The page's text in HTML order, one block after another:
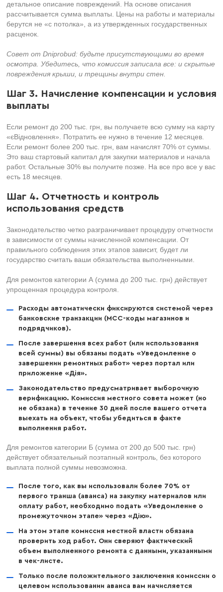
детальное описание повреждений. На основе описания
рассчитывается сумма выплаты. Цены на работы и материалы
берутся не «с потолка», а из утвержденных государственных
расценок.
Совет от Dniprobud: будьте присутствующими во время
осмотра. Убедитесь, что комиссия записала все: и скрытые
повреждения крыши, и трещины внутри стен.
Шаг 3. Начисление компенсации и условия
выплаты
Если ремонт до 200 тыс. грн, вы получаете всю сумму на карту
«єВідновлення». Потратить ее нужно в течение 12 месяцев.
Если ремонт более 200 тыс. грн, вам начислят 70% от суммы.
Это ваш стартовый капитал для закупки материалов и начала
работ. Остальные 30% вы получите позже. На все про все у вас
есть 18 месяцев.
Шаг 4. Отчетность и контроль
использования средств
Законодательство четко разграничивает процедуру отчетности
в зависимости от суммы начисленной компенсации. От
правильного соблюдения этих этапов зависит, будет ли
государство считать ваши обязательства выполненными.
Для ремонтов категории А (сумма до 200 тыс. грн) действует
упрощенная процедура контроля.
Расходы автоматически фиксируются системой через
банковские транзакции (MCC-коды магазинов и
подрядчиков).
После завершения всех работ (или использования
всей суммы) вы обязаны подать «Уведомление о
завершении ремонтных работ» через портал или
приложение «Дія».
Законодательство предусматривает выборочную
верификацию. Комиссия местного совета может (но
не обязана) в течение 30 дней после вашего отчета
выехать на объект, чтобы убедиться в факте
выполнения работ.
Для ремонтов категории Б (сумма от 200 до 500 тыс. грн)
действует обязательный поэтапный контроль, без которого
выплата полной суммы невозможна.
После того, как вы использовали более 70% от
первого транша (аванса) на закупку материалов или
оплату работ, необходимо подать «Уведомление о
промежуточном этапе» через «Дію».
На этом этапе комиссия местной власти обязана
проверить ход работ. Они сверяют фактический
объем выполненного ремонта с данными, указанными
в чек-листе.
Только после положительного заключения комиссии о
целевом использовании аванса вам начисляется